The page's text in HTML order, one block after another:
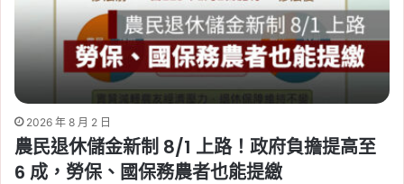
2026 年 8 月 2 日
農民退休儲金新制 8/1 上路！政府負擔提高至
6 成，勞保、國保務農者也能提繳